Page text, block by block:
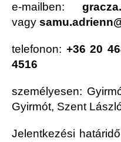
e-mailben:
vagy
telefonon: +36 20
4516
személyesen:
Gyirmót, Szent
Jelentkezési